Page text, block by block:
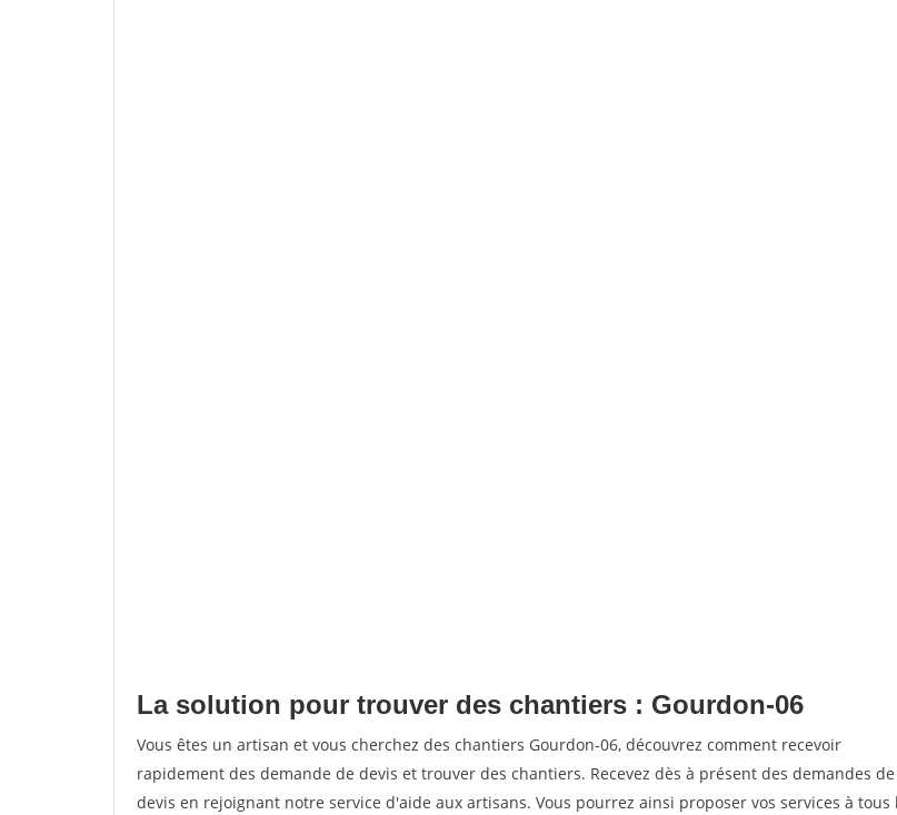
La solution pour trouver des chantiers : Gourdon-06
Vous êtes un artisan et vous cherchez des chantiers Gourdon-06, découvrez comment recevoir
rapidement des demande de devis et trouver des chantiers. Recevez dès à présent des demandes de
devis en rejoignant notre service d'aide aux artisans. Vous pourrez ainsi proposer vos services à tous